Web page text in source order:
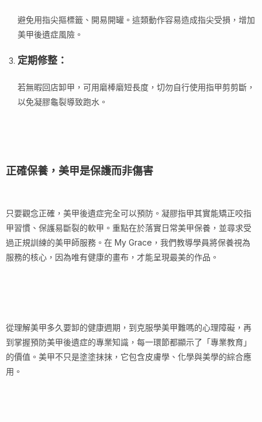
避免用指尖摳標籤、開易開罐。這類動作容易造成指尖受損，增加
美甲後遺症風險。
定期修整 ：
若無暇回店卸甲，可用磨棒磨短長度，切勿自行使用指甲剪剪斷，
以免凝膠龜裂導致跑水。
正確保養，美甲是保護而非傷害
只要觀念正確，美甲後遺症完全可以預防。凝膠指甲其實能矯正咬指
甲習慣、保護易斷裂的軟甲。重點在於落實日常美甲保養，並尋求受
過正規訓練的美甲師服務。在 My Grace，我們教導學員將保養視為
服務的核心，因為唯有健康的畫布，才能呈現最美的作品。
從理解美甲多久要卸的健康週期，到克服學美甲難嗎的心理障礙，再
到掌握預防美甲後遺症的專業知識，每一環節都顯示了「專業教育」
的價值。美甲不只是塗塗抹抹，它包含皮膚學、化學與美學的綜合應
用。